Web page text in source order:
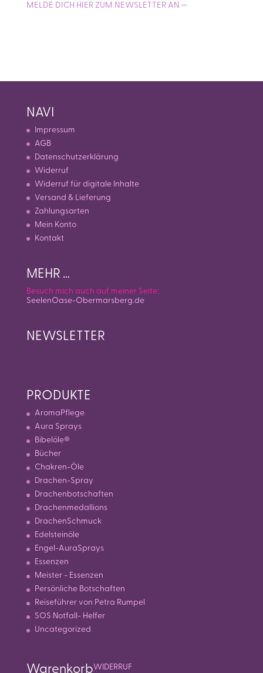
MELDE DICH HIER ZUM NEWSLETTER AN ›››
NAVI
Impressum
AGB
Datenschutzerklärung
Widerruf
Widerruf für digitale Inhalte
Versand & Lieferung
Zahlungsarten
Mein Konto
Kontakt
MEHR …
Besuch mich auch auf meiner Seite:
SeelenOase-Obermarsberg.de
NEWSLETTER
PRODUKTE
AromaPflege
Aura Sprays
Bibelöle®
Bücher
Chakren-Öle
Drachen-Spray
Drachenbotschaften
Drachenmedallions
DrachenSchmuck
Edelsteinöle
Engel-AuraSprays
Essenzen
Meister - Essenzen
Persönliche Botschaften
Reiseführer von Petra Rumpel
SOS Notfall- Helfer
Uncategorized
WarenkorbWIDERRUF